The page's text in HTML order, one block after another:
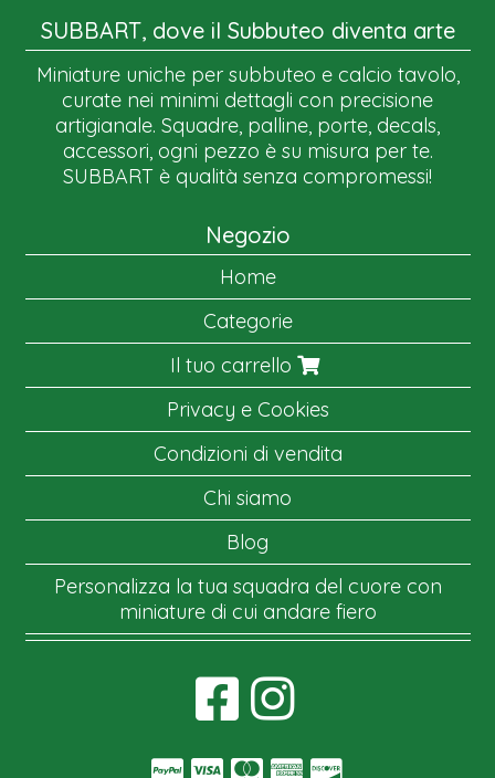
SUBBART, dove il Subbuteo diventa arte
Miniature uniche per subbuteo e calcio tavolo,
curate nei minimi dettagli con precisione
artigianale. Squadre, palline, porte, decals,
accessori, ogni pezzo è su misura per te.
SUBBART è qualità senza compromessi!
Negozio
Home
Categorie
Il tuo carrello
Privacy e Cookies
Condizioni di vendita
Chi siamo
Blog
Personalizza la tua squadra del cuore con
miniature di cui andare fiero